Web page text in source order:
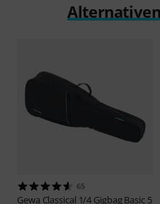
65
Gewa Classical 1/4 Gigbag Basic 5